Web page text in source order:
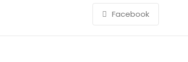
Facebook